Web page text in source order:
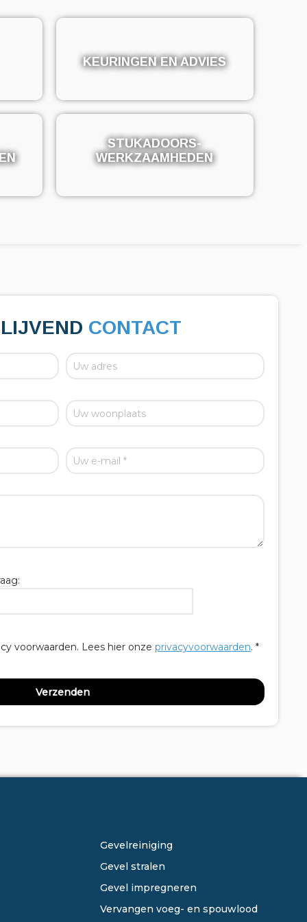
KEURINGEN EN ADVIES
KEURINGEN EN ADVIES
STUKADOORS-
WERKZAAMHEDEN
STUKADOORS-
WERKZAAMHEDEN
CONTACT
voorwaarden. Lees hier onze privacyvoorwaarden. *
Gevelreiniging
Gevel stralen
Gevel impregneren
Vervangen voeg- en spouwlood